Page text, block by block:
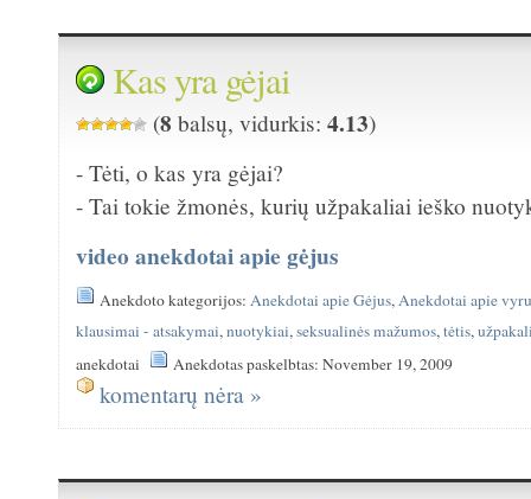
Kas yra gėjai
(8 balsų, vidurkis:4.13)
- Tėti, o kas yra gėjai?
- Tai tokie žmonės, kurių užpakaliai ieško
video anekdotai apie gėjus
Anekdoto kategorijos:Anekdotai apie Gėjus,Anekdotai apie
klausimai - atsakymai,nuotykiai,seksualinės mažumos,tėtis,
anekdotai
Anekdotas paskelbtas: November 19, 2009
komentarų nėra »